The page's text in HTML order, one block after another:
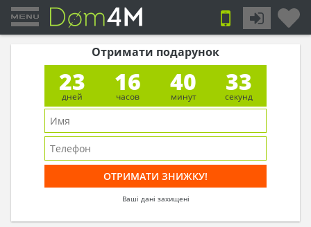
Отримати подарунок
23
дней
16
часов
40
минут
32
секунд
Ваші дані захищені